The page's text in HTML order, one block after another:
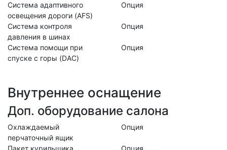
Система адаптивного
освещения дороги (AFS)
Опция
Система контроля
давления в шинах
Опция
Система помощи при
спуске с горы (DAC)
Опция
Внутреннее оснащение
Доп. оборудование салона
Охлаждаемый
перчаточный ящик
Опция